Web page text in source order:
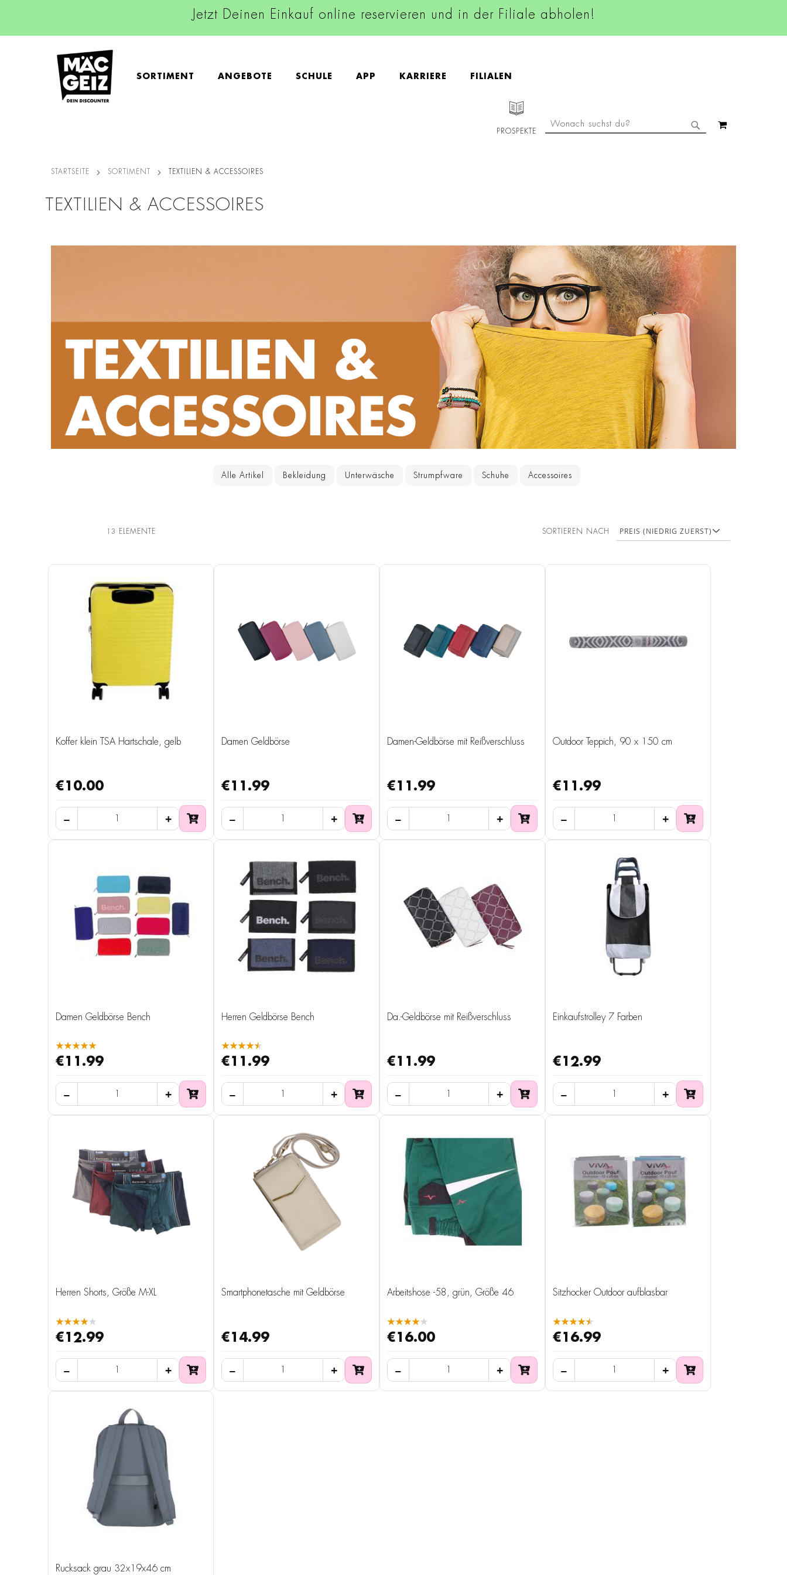
Jetzt Deinen Einkauf online reservieren und in der Filiale abholen!
SORTIMENT ANGEBOTE SCHULE APP KARRIERE FILIALEN
PROSPEKTE
SUCHE
STARTSEITE SORTIMENT TEXTILIEN & ACCESSOIRES
TEXTILIEN & ACCESSOIRES
Alle Artikel Bekleidung Unterwäsche Strumpfware Schuhe Accessoires
13 ELEMENTE SORTIEREN NACH
Koffer klein TSA Hartschale, gelb
€10.00
Damen Geldbörse
€11.99
Damen-Geldbörse mit Reißverschluss
€11.99
Outdoor Teppich, 90 x 150 cm
€11.99
Damen Geldbörse Bench
★★★★★
€11.99
Herren Geldbörse Bench
★★★★★
€11.99
Da.-Geldbörse mit Reißverschluss
€11.99
Einkaufstrolley 7 Farben
€12.99
Herren Shorts, Größe M-XL
★★★★★
€12.99
Smartphonetasche mit Geldbörse
€14.99
Arbeitshose -58, grün, Größe 46
★★★★★
€16.00
Sitzhocker Outdoor aufblasbar
★★★★★
€16.99
Rucksack grau 32x19x46 cm